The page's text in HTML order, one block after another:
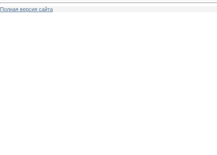
Полная версия сайта